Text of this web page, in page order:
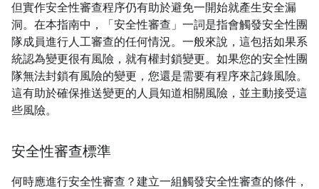
但實作安全性審查程序仍有助於避免一開始就產生安全漏
洞。在本指南中，「安全性審查」 一詞是指會觸發安全性團
隊成員進行人工審查的任何情況。一般來說，這包括如果系
統認為變更很有風險，就有權封鎖變更。如果您的安全性團
隊無法封鎖有風險的變更，您還是需要有程序來記錄風險。
這有助於確保推送變更的人員知道相關風險，並主動接受這
些風險。
安全性審查標準
何時應進行安全性審查？建立一組觸發安全性審查的條件，